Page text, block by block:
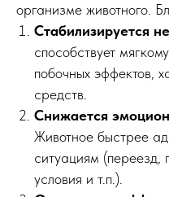
организме животного.
Стабилизируется
способствует
побочных эффектов,
средств.
Снижается
Животное быстрее
ситуациям (переезд,
условия и т.п.).